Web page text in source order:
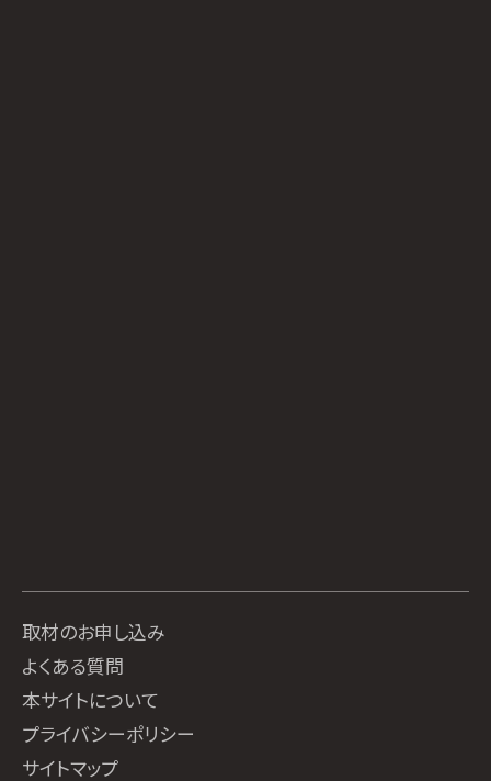
取材のお申し込み
よくある質問
本サイトについて
プライバシーポリシー
サイトマップ